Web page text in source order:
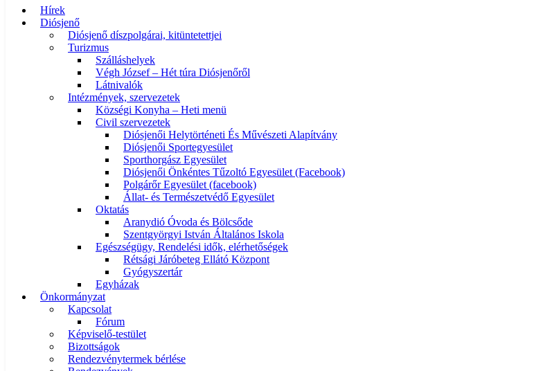
Hírek
Diósjenő
Diósjenő díszpolgárai, kitüntetettjei
Turizmus
Szálláshelyek
Végh József – Hét túra Diósjenőről
Látnivalók
Intézmények, szervezetek
Községi Konyha – Heti menü
Civil szervezetek
Diósjenői Helytörténeti És Művészeti Alapítvány
Diósjenői Sportegyesület
Sporthorgász Egyesület
Diósjenői Önkéntes Tűzoltó Egyesület (Facebook)
Polgárőr Egyesület (facebook)
Állat- és Természetvédő Egyesület
Oktatás
Aranydió Óvoda és Bölcsőde
Szentgyörgyi István Általános Iskola
Egészségügy, Rendelési idők, elérhetőségek
Rétsági Járóbeteg Ellátó Központ
Gyógyszertár
Egyházak
Önkormányzat
Kapcsolat
Fórum
Képviselő-testület
Bizottságok
Rendezvénytermek bérlése